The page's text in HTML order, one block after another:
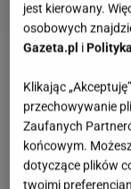
spożywamy, o
problem.
dnia, to nie ma
posiłkiem.
jest kierowany.
osobowych
Gazeta.pl i
Klikając
przechowywanie
Zaufanych
końcowym.
dotyczące plików
twoimi